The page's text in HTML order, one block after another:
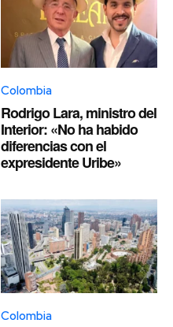
Colombia
Rodrigo Lara, ministro del
Interior: «No ha habido
diferencias con el
expresidente Uribe»
Colombia